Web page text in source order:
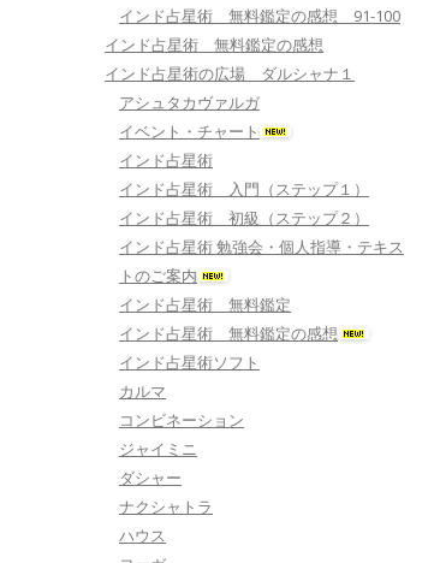
インド占星術 無料鑑定の感想 91-100
インド占星術 無料鑑定の感想
インド占星術の広場 ダルシャナ１
アシュタカヴァルガ
イベント・チャート
インド占星術
インド占星術 入門（ステップ１）
インド占星術 初級（ステップ２）
インド占星術 勉強会・個人指導・テキス
トのご案内
インド占星術 無料鑑定
インド占星術 無料鑑定の感想
インド占星術ソフト
カルマ
コンビネーション
ジャイミニ
ダシャー
ナクシャトラ
ハウス